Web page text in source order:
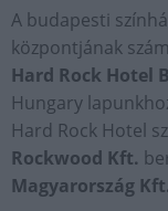
A budapesti
központjának
Hard Rock Hotel
Hungary
Hard Rock Hotel
Rockwood Kft.
Magyarország Kft.